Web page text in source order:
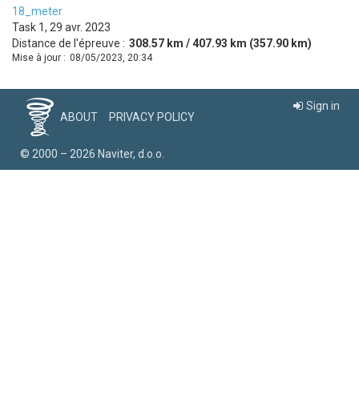
18_meter
Task 1, 29 avr. 2023
Distance de l'épreuve : 308.57 km / 407.93 km (357.90 km)
Mise à jour : 08/05/2023, 20:34
ABOUT PRIVACY POLICY
© 2000 – 2026 Naviter, d.o.o.
Sign in